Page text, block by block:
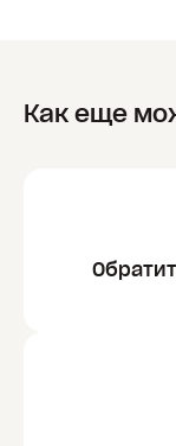
Как еще